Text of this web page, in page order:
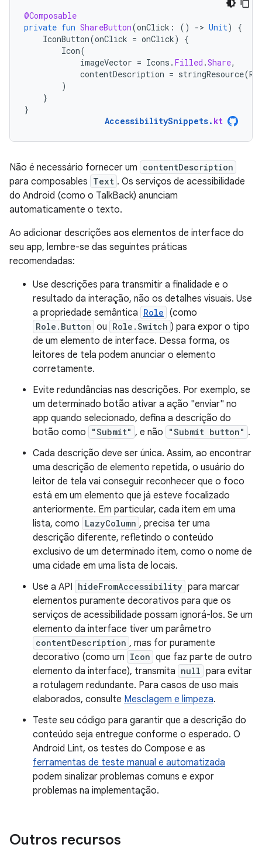
@Composable
private fun ShareButton(onClick : () -> Unit)
{
IconButton(onClick = onClick)
{
Icon(
imageVector = Icons . Filled .Share,
contentDescription = stringResource(R
)
}
}
AccessibilitySnippets. kt
Não é necessário fornecer um contentDescription
para composables Text . Os serviços de acessibilidade
do Android (como o TalkBack) anunciam
automaticamente o texto.
Ao adicionar descrições aos elementos de interface do
seu app, lembre-se das seguintes práticas
recomendadas:
Use descrições para transmitir a finalidade e o
resultado da interação, não os detalhes visuais. Use
a propriedade semântica Role (como
Role.Button ou Role.Switch ) para expor o tipo
de um elemento de interface. Dessa forma, os
leitores de tela podem anunciar o elemento
corretamente.
Evite redundâncias nas descrições. Por exemplo, se
um determinado botão ativar a ação "enviar" no
app quando selecionado, defina a descrição do
botão como
"Submit" , e não "Submit button" .
Cada descrição deve ser única. Assim, ao encontrar
uma descrição de elemento repetida, o usuário do
leitor de tela vai conseguir reconhecer que o foco
está em um elemento que já esteve focalizado
anteriormente. Em particular, cada item em uma
lista, como LazyColumn , precisa ter uma
descrição diferente, refletindo o conteúdo
exclusivo de um determinado item, como o nome de
uma cidade em uma lista de locais.
Use a API hideFromAccessibility para marcar
elementos puramente decorativos para que os
serviços de acessibilidade possam ignorá-los. Se um
elemento da interface tiver um parâmetro
contentDescription , mas for puramente
decorativo (como um Icon que faz parte de outro
elemento da interface), transmita null para evitar
a rotulagem redundante. Para casos de uso mais
elaborados, consulte Mesclagem e limpeza.
Teste seu código para garantir que a descrição do
conteúdo seja entregue conforme o esperado. O
Android Lint, os testes do Compose e as
ferramentas de teste manual e automatizada
podem sinalizar problemas comuns e expor
problemas na implementação.
Outros recursos